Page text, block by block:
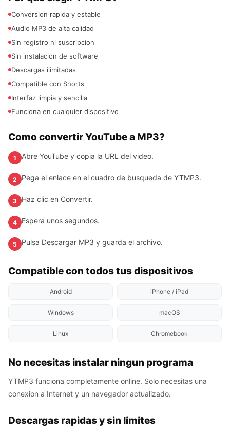
Conversion rapida y estable
Audio MP3 de alta calidad
Sin registro ni suscripcion
Sin instalacion de software
Descargas ilimitadas
Compatible con Shorts
Interfaz limpia y sencilla
Funciona en cualquier dispositivo
Como convertir YouTube a MP3?
1 Abre YouTube y copia la URL del video.
2 Pega el enlace en el cuadro de busqueda de YTMP3.
3 Haz clic en Convertir.
4 Espera unos segundos.
5 Pulsa Descargar MP3 y guarda el archivo.
Compatible con todos tus dispositivos
Android iPhone / iPad
Windows macOS
Linux Chromebook
No necesitas instalar ningun programa
YTMP3 funciona completamente online. Solo necesitas una
conexion a Internet y un navegador actualizado.
Descargas rapidas y sin limites